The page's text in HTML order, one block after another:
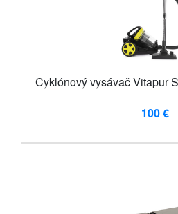
Cyklónový vysávač Vitapur
100 €